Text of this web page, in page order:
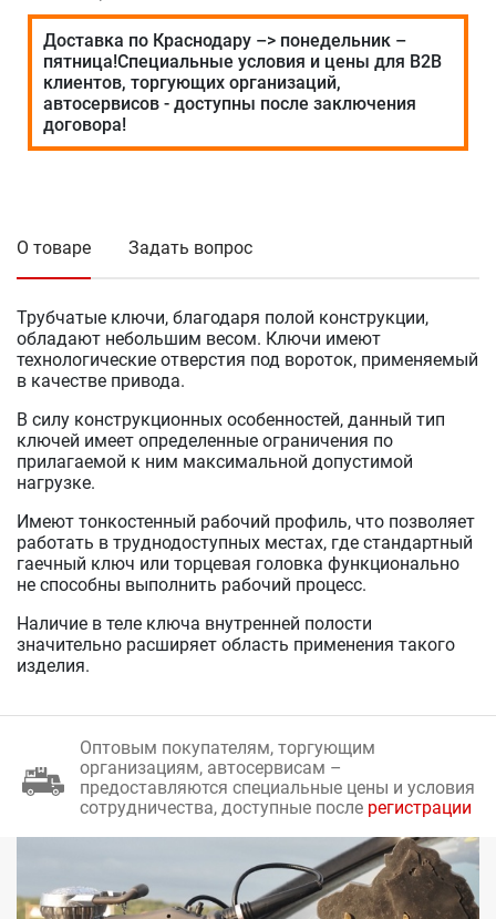
Доставка по Краснодару –> понедельник –
пятница!Специальные условия и цены для В2В
клиентов, торгующих организаций,
автосервисов - доступны после заключения
договора!
О товаре Задать вопрос
Трубчатые ключи, благодаря полой конструкции,
обладают небольшим весом. Ключи имеют
технологические отверстия под вороток, применяемый
в качестве привода.
В силу конструкционных особенностей, данный тип
ключей имеет определенные ограничения по
прилагаемой к ним максимальной допустимой
нагрузке.
Имеют тонкостенный рабочий профиль, что позволяет
работать в труднодоступных местах, где стандартный
гаечный ключ или торцевая головка функционально
не способны выполнить рабочий процесс.
Наличие в теле ключа внутренней полости
значительно расширяет область применения такого
изделия.
Оптовым покупателям, торгующим
организациям, автосервисам –
предоставляются специальные цены и условия
сотрудничества, доступные после регистрации